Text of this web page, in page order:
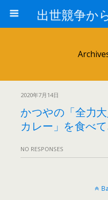
2020年7月14日
かつやの「全力
カレー」を食べ
NO RESPONSES